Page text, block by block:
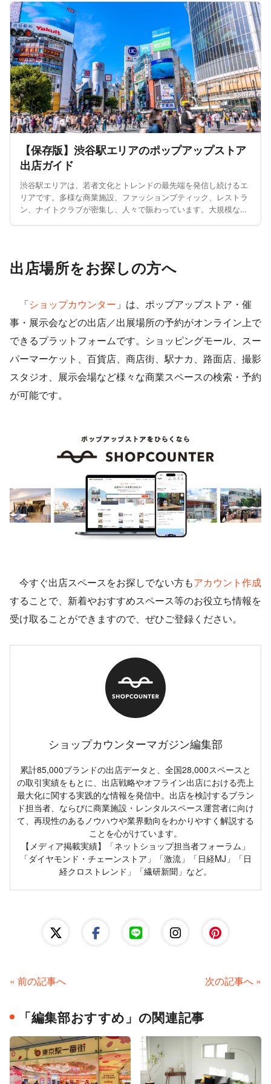
出店場所をお探しの方へ
「ショップカウンター 」は、ポップアップストア・催
事・展示会などの出店／出展場所の予約がオンライン上で
できるプラットフォームです。ショッピングモール、スー
パーマーケット、百貨店、商店街、駅ナカ、路面店、撮影
スタジオ、展示会場など様々な商業スペースの検索・予約
が可能です。
今すぐ出店スペースをお探しでない方もアカウント作成
することで、新着やおすすめスペース等のお役立ち情報を
受け取ることができますので、ぜひご登録ください。
ショップカウンターマガジン編集部
累計85,000ブランドの出店データと、全国28,000スペースと
の取引実績をもとに、出店戦略やオフライン出店における売上
最大化に関する実践的な情報を発信中。出店を検討するブラン
ド担当者、ならびに商業施設・レンタルスペース運営者に向け
て、再現性のあるノウハウや業界動向をわかりやすく解説する
ことを心がけています。
【メディア掲載実績】「ネットショップ担当者フォーラム」
「ダイヤモンド・チェーンストア」「激流」「日経MJ」「日
経クロストレンド」「繊研新聞」など。
次の記事へ »
« 前の記事へ
「編集部おすすめ」の関連記事